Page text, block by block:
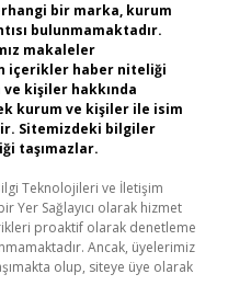
bir marka, kurum
bulunmamaktadır.
makaleler
içerikler haber niteliği
kişiler hakkında
kurum ve kişiler ile isim
Sitemizdeki bilgiler
taşımazlar.
Teknolojileri ve İletişim
Yer Sağlayıcı olarak hizmet
proaktif olarak denetleme
Ancak, üyelerimiz
olup, siteye üye olarak